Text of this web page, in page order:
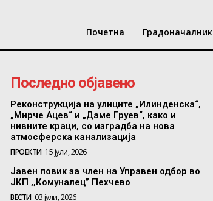
Почетна Градоначалник
Последно објавено
Реконструкција на улиците „Илинденска“,
„Мирче Ацев“ и „Даме Груев“, како и
нивните краци, со изградба на нова
атмосферска канализација
ПРОЕКТИ 15 јули, 2026
Јавен повик за член на Управен одбор во
ЈКП ,,Комуналец” Пехчево
ВЕСТИ 03 јули, 2026